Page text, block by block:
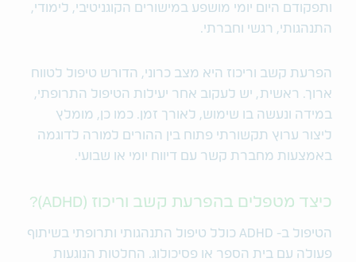
ותפקודם היום יומי מושפע במישורים הקוגניטיבי, לימודי,
התנהגותי, רגשי וחברתי.
הפרעת קשב וריכוז היא מצב כרוני, הדורש טיפול לטווח
ארוך. ראשית, יש לעקוב אחר יעילות הטיפול התרופתי,
במידה ונעשה בו שימוש, לאורך זמן. כמו כן, מומלץ
ליצור ערוץ תקשורתי פתוח בין ההורים למורה לדוגמה
באמצעות מחברת קשר עם דיווח יומי או שבועי.
כיצד מטפלים בהפרעת קשב וריכוז (ADHD)?
הטיפול ב- ADHD כולל טיפול התנהגותי ותרופתי בשיתוף
פעולה עם בית הספר או פסיכולוג. החלטות הנוגעות